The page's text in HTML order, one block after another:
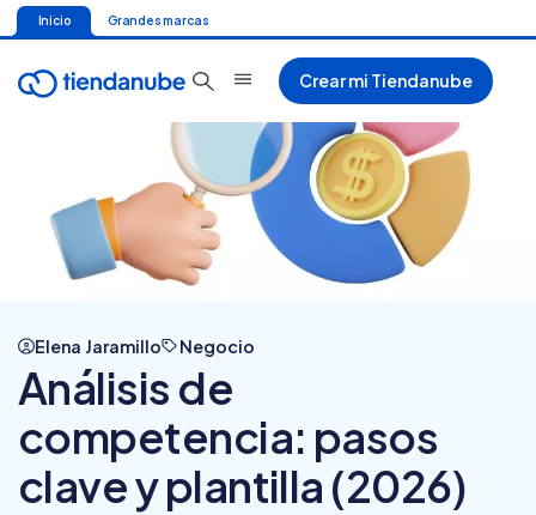
Inicio Grandes marcas
Crear mi Tiendanube
Elena Jaramillo Negocio
Análisis de
competencia: pasos
clave y plantilla (2026)